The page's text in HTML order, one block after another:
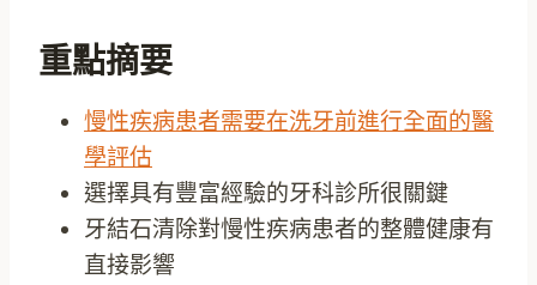
重點摘要
慢性疾病患者需要在洗牙前進行全面的醫
學評估
選擇具有豐富經驗的牙科診所很關鍵
牙結石清除對慢性疾病患者的整體健康有
直接影響